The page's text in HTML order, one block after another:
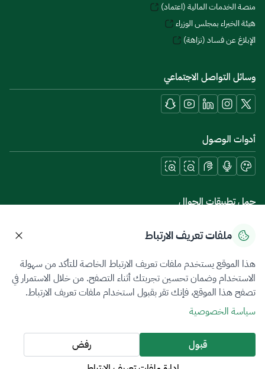
منصة الخدمات المالية (اعتماد)
هيئة الخبراء بمجلس الوزراء
الإبلاغ عن فساد (نزاهة)
وسائل التواصل الاجتماعي
أدوات الوصول
حمل تطبيقات الجوال
سياسة الخصوصيةشروط الاستخدامخريطة الموقع
جميع الحقوق محفوظة 2026 © ZATCA.GOV.SA
تم تطويره وصيانته بواسطة هيئة الزكاة والضريبة والجمارك
آخر تحديث للموقع في
ملفات تعريف الارتباط
هذا الموقع يستخدم ملفات تعريف الارتباط الخاصة للتأكد من سهولة
الاستخدام وضمان تحسين تجربتك أثناء التصفح. من خلال الاستمرار في
تصفح هذا الموقع، فإنك تقر بقبول استخدام ملفات تعريف الارتباط.
سياسة الخصوصية
قبول
رفض